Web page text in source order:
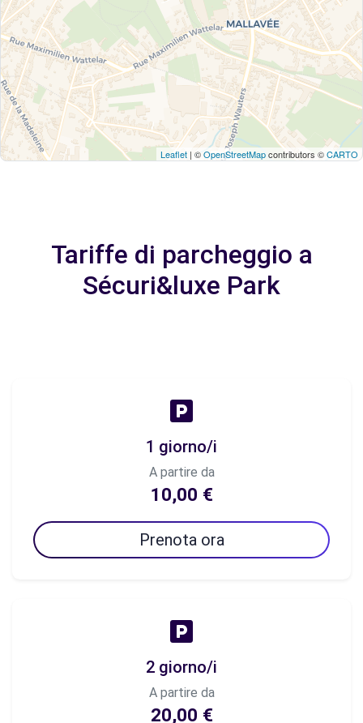
Leaflet | ©OpenStreetMapcontributors ©CARTO
Tariffe di parcheggio a
Sécuri&luxe Park
1 giorno/i
A partire da
10,00 €
Prenota ora
2 giorno/i
A partire da
20,00 €